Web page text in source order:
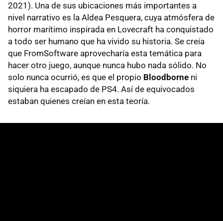
2021). Una de sus ubicaciones más importantes a
nivel narrativo es la Aldea Pesquera, cuya atmósfera de
horror marítimo inspirada en Lovecraft ha conquistado
a todo ser humano que ha vivido su historia. Se creía
que FromSoftware aprovecharía esta temática para
hacer otro juego, aunque nunca hubo nada sólido. No
solo nunca ocurrió, es que el propio Bloodborne ni
siquiera ha escapado de PS4. Así de equivocados
estaban quienes creían en esta teoría.